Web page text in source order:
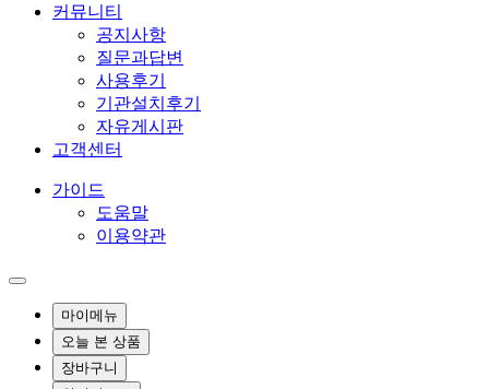
커뮤니티
공지사항
질문과답변
사용후기
기관설치후기
자유게시판
고객센터
가이드
도움말
이용약관
마이메뉴
오늘 본 상품
장바구니